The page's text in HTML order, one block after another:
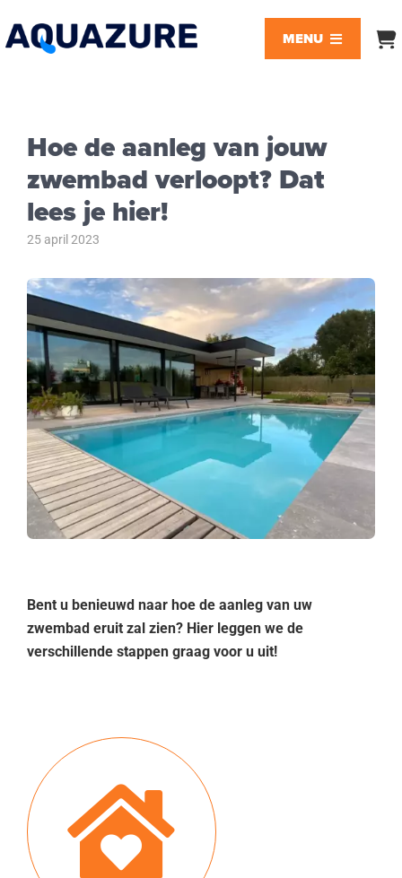
naar
MENU
Jacuzzi’s
Infraroodcabines
Blog
FAQ
Promoties
Webshop
Vraag offerte
Hoe de aanleg van jouw
zwembad verloopt? Dat
lees je hier!
25 april 2023
Bent u benieuwd naar hoe de aanleg van uw
zwembad eruit zal zien? Hier leggen we de
verschillende stappen graag voor u uit!